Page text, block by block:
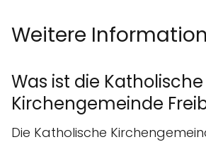
Weitere
Was ist die Katholische
Kirchengemeinde
Die Katholische